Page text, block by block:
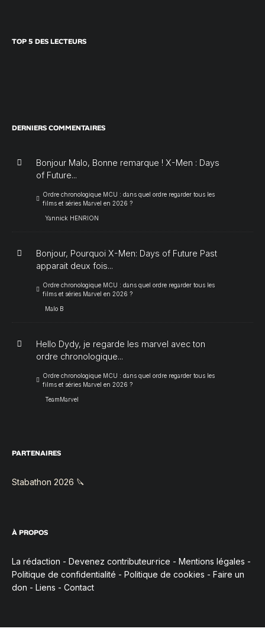
TOP 5 DES LECTEURS
DERNIERS COMMENTAIRES
Bonjour Malo, Bonne remarque ! X-Men : Days
of Future...
Ordre chronologique MCU : dans quel ordre regarder tous les
films et séries Marvel en 2026 ?
Yannick HENRION
Bonjour, Pourquoi X-Men: Days of Future Past
apparait deux fois...
Ordre chronologique MCU : dans quel ordre regarder tous les
films et séries Marvel en 2026 ?
Malo B
Hello Dydy, je regarde les marvel avec ton
ordre chronologique...
Ordre chronologique MCU : dans quel ordre regarder tous les
films et séries Marvel en 2026 ?
TeamMarvel
PARTENAIRES
Stabathon 2026 🔪
À PROPOS
La rédaction - Devenez contributeur·rice - Mentions légales -
Politique de confidentialité - Politique de cookies - Faire un
don - Liens - Contact